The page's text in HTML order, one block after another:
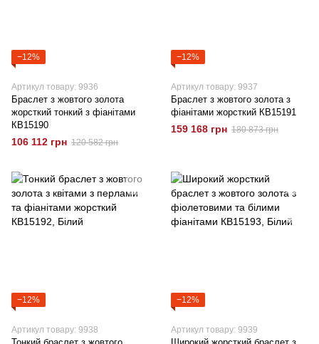
−12%
Артикул товару: 9936
Браслет з жовтого золота
жорсткий тонкий з фіанітами
КВ15190
106 112 грн 120 582 грн
−12%
Артикул товару: 9937
Браслет з жовтого золота з
фіанітами жорсткий КВ15191
159 168 грн 180 873 грн
−12%
Артикул товару: 9938
−12%
Артикул товару: 9939